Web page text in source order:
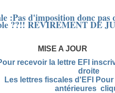
:Pas d'imposition donc pas
??!! REVIREMENT DE
MISE A JOUR
recevoir la lettre EFI
droite
Les lettres fiscales d'EFI
antérieures